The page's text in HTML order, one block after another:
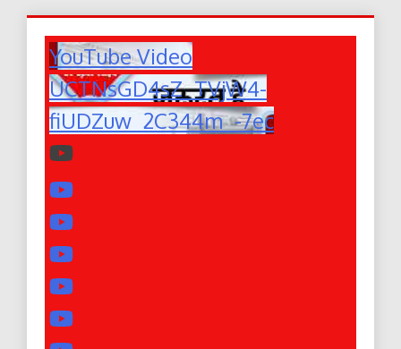
YouTube Video
UCTNsGD4sZ_TVjW4-
fiUDZuw_2C344m_-7ec